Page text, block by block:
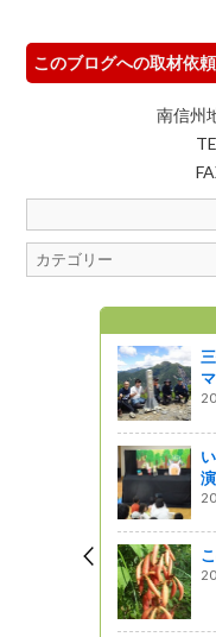
このブログへの取材依
南信州